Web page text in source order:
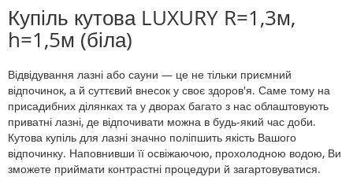
Купіль кутова LUXURY R=1,3м,
h=1,5м (біла)
Відвідування лазні або сауни — це не тільки приємний
відпочинок, а й суттєвий внесок у своє здоров'я. Саме тому на
присадибних ділянках та у дворах багато з нас облаштовують
приватні лазні, де відпочивати можна в будь-який час доби.
Кутова купіль для лазні значно поліпшить якість Вашого
відпочинку. Наповнивши її освіжаючою, прохолодною водою, Ви
зможете приймати контрастні процедури й загартовуватися.